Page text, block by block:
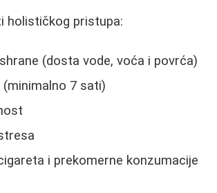
holističkog pristupa:
(dosta vode, voća i povrća)
(minimalno 7 sati)
i prekomerne konzumacije